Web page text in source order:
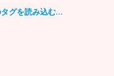
グを読み込む…